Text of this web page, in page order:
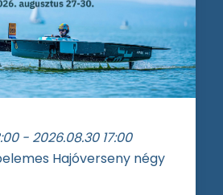
- 2026.08.30 17:00
Hajóverseny négy